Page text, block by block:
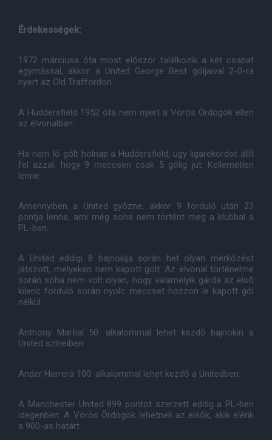
Érdekességek:
1972 márciusa óta most először találkozik a két csapat
egymással, akkor a United George Best góljaival 2-0-ra
nyert az Old Traffordon.
A Huddersfield 1952 óta nem nyert a Vörös Ördögök ellen
az élvonalban.
Ha nem lő gólt holnap a Huddersfield, úgy ligarekordot állít
fel azzal, hogy 9 meccsen csak 5 gólig jut. Kellemetlen
lenne.
Amennyiben a United győzne, akkor 9 forduló után 23
pontja lenne, ami még soha nem történt meg a klubbal a
PL-ben.
A United eddigi 8 bajnokija során hét olyan mérkőzést
játszott, melyeken nem kapott gólt. Az élvonal történelme
során soha nem volt olyan, hogy valamelyik gárda az első
kilenc forduló során nyolc meccset hozzon le kapott gól
nélkül.
Anthony Martial 50. alkalommal lehet kezdő bajnokin a
United színeiben.
Ander Herrera 100. alkalommal lehet kezdő a Unitedben.
A Manchester United 899 pontot szerzett eddig a PL-ben
idegenben. A Vörös Ördögök lehetnek az elsők, akik elérik
a 900-as határt.